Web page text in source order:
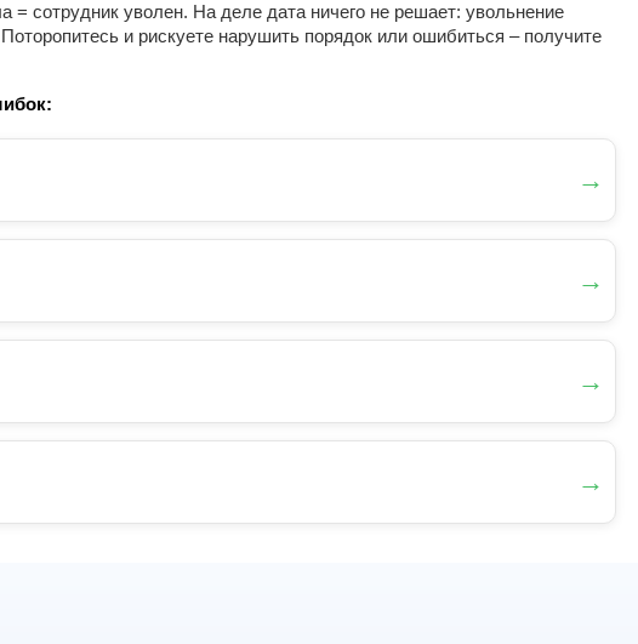
= сотрудник уволен. На деле дата ничего не решает: увольнение
и рискуете нарушить порядок или ошибиться – получите
→
→
→
→